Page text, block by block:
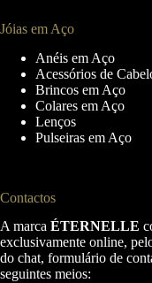
Jóias em Aço
Anéis em Aço
Acessórios de
Brincos em Aço
Colares em Aço
Lenços
Pulseiras em Aço
Contactos
A marca ÉTERNELLE
exclusivamente online,
do chat, formulário de
seguintes meios: